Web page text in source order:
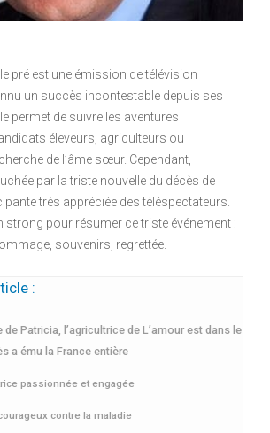
le pré est une émission de télévision
un succès incontestable depuis ses
permet de suivre les aventures
éleveurs, agriculteurs ou
de l’âme sœur. Cependant,
par la triste nouvelle du décès de
très appréciée des téléspectateurs.
pour résumer ce triste événement :
souvenirs, regrettée.
:
de Patricia, l’agricultrice de L’amour est dans le
a ému la France entière
passionnée et engagée
contre la maladie